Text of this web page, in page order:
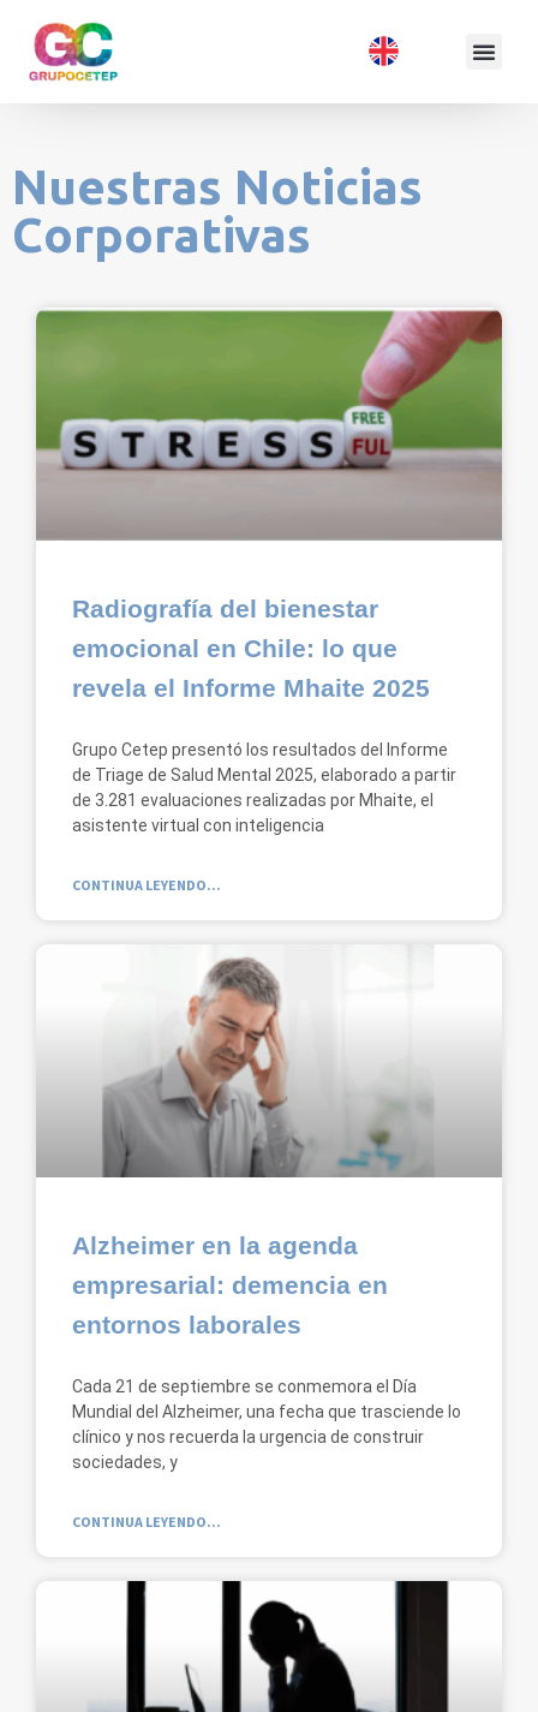
Nuestras Noticias
Corporativas
Radiografía del bienestar
emocional en Chile: lo que
revela el Informe Mhaite 2025
Grupo Cetep presentó los resultados del Informe
de Triage de Salud Mental 2025, elaborado a partir
de 3.281 evaluaciones realizadas por Mhaite, el
asistente virtual con inteligencia
CONTINUA LEYENDO...
Alzheimer en la agenda
empresarial: demencia en
entornos laborales
Cada 21 de septiembre se conmemora el Día
Mundial del Alzheimer, una fecha que trasciende lo
clínico y nos recuerda la urgencia de construir
sociedades, y
CONTINUA LEYENDO...